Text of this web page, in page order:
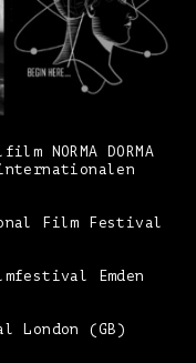
NORMA DORMA
Film Festival
Emden
London (GB)